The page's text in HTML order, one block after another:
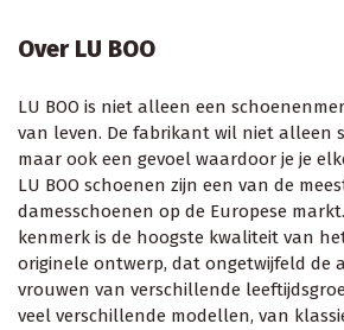
Over LU BOO
LU BOO is niet alleen een
van leven. De fabrikant wil niet alleen
maar ook een gevoel waardoor je je
LU BOO schoenen zijn een van de
damesschoenen op de Europese
kenmerk is de hoogste kwaliteit van
originele ontwerp, dat ongetwijfeld de
vrouwen van verschillende
veel verschillende modellen, van